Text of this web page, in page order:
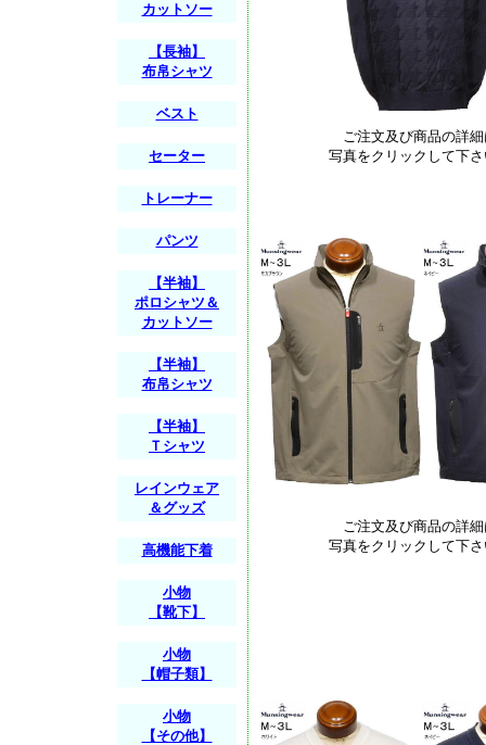
ご注文及び商品の詳
写真をクリックして下
ご注文及び商品の詳
写真をクリックして下
カットソー
【長袖】
布帛シャツ
ベスト
セーター
トレーナー
パンツ
【半袖】
ポロシャツ＆
カットソー
【半袖】
布帛シャツ
【半袖】
Ｔシャツ
レインウェア
＆グッズ
高機能下着
小物
【靴下】
小物
【帽子類】
小物
【その他】